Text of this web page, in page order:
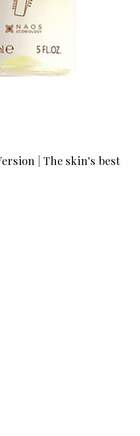
| The skin's best